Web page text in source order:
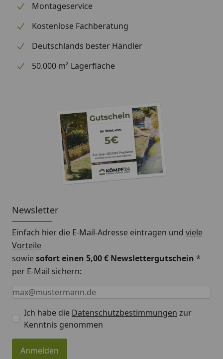
Montageservice
Kostenlose Fachberatung
Deutschlands bester Händler
50.000 m² Lagerfläche
Newsletter
Einfach hier die E-Mail-Adresse eintragen und viele
Vorteile
sowiesofort einen 5,00 € Newslettergutschein *
per E-Mail sichern:
Keine Eingabe erforderlich
Eingabe erforderlich
E-Mail *
Ich habe die Datenschutzbestimmungen zur
Kenntnis genommen
Anmelden